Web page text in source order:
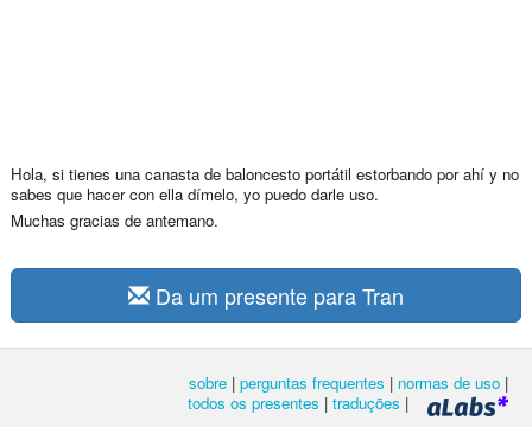
Hola, si tienes una canasta de baloncesto portátil estorbando por ahí y no
sabes que hacer con ella dímelo, yo puedo darle uso.
Muchas gracias de antemano.
Da um presente para Tran
sobre | perguntas frequentes | normas de uso |
todos os presentes | traduções |